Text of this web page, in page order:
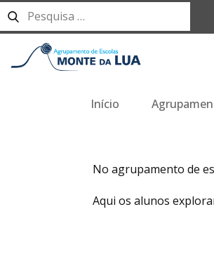
Início
No agrupamento de
Aqui os alunos